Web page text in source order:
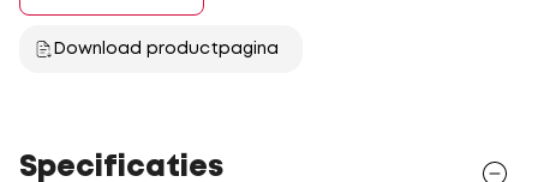
Download productpagina
Specificaties